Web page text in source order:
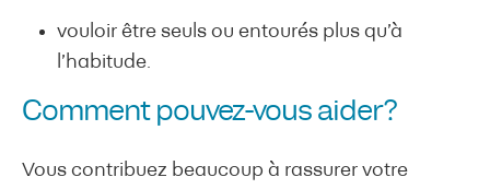
vouloir être seuls ou entourés plus qu’à
l’habitude.
Comment pouvez-vous aider?
Vous contribuez beaucoup à rassurer votre